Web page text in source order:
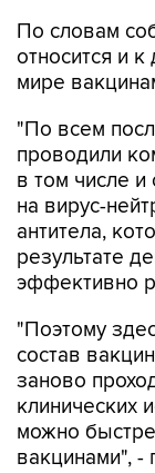
По словам
относится и
мире
"По всем
проводили
в том числе и
на вирус-
антитела,
результате
эффективно
"Поэтому
состав
заново
клинических
можно
вакцинами", -